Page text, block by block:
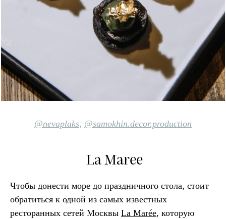
@nevaplaks, @samokhin.decor.production
La Maree
Чтобы донести море до праздничного стола, стоит
обратиться к одной из самых известных
ресторанных сетей Москвы La Marée, которую